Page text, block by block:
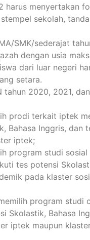
harus menyertakan
sekolah,
SMK/sederajat
dengan usia
dari luar negeri
setara.
tahun 2020, 2021,
prodi terkait iptek
Bahasa Inggris, dan
iptek;
program studi sosial
tes potensi
pada klaster
program studi
Skolastik, Bahasa
iptek maupun